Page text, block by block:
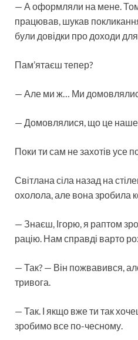
— А оформляли на мене.
працював, шукав
були довідки про доходи
Пам’ятаєш тепер?
— Але ми ж… Ми
— Домовлялися, що це наше
Поки ти сам не захотів усе
Світлана сіла назад на
охолола, але вона зробила
— Знаєш, Ігорю, я раптом
рацію. Нам справді варто
— Так? — Він пожвавився,
тривога.
— Так. І якщо вже ти так
зробимо все по-чесному.